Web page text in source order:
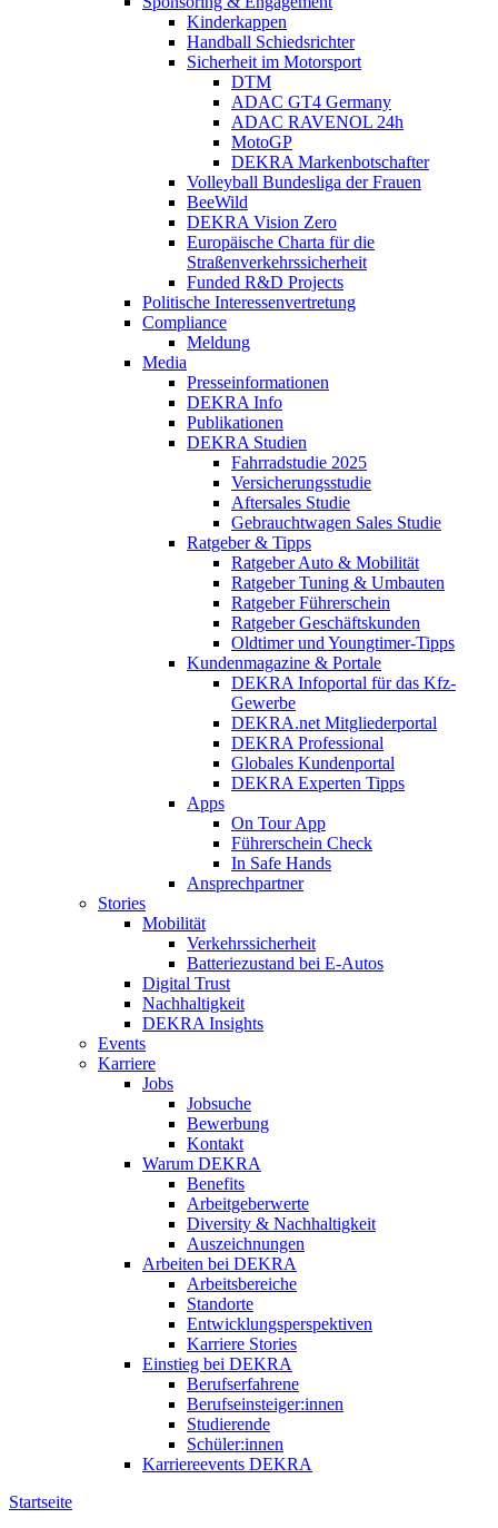
Kinderkappen
Handball Schiedsrichter
Sicherheit im Motorsport
DTM
ADAC GT4 Germany
ADAC RAVENOL 24h
MotoGP
DEKRA Markenbotschafter
Volleyball Bundesliga der Frauen
BeeWild
DEKRA Vision Zero
Europäische Charta für die
Straßenverkehrssicherheit
Funded R&D Projects
Politische Interessenvertretung
Compliance
Meldung
Media
Presseinformationen
DEKRA Info
Publikationen
DEKRA Studien
Fahrradstudie 2025
Versicherungsstudie
Aftersales Studie
Gebrauchtwagen Sales Studie
Ratgeber & Tipps
Ratgeber Auto & Mobilität
Ratgeber Tuning & Umbauten
Ratgeber Führerschein
Ratgeber Geschäftskunden
Oldtimer und Youngtimer-Tipps
Kundenmagazine & Portale
DEKRA Infoportal für das Kfz-
Gewerbe
DEKRA.net Mitgliederportal
DEKRA Professional
Globales Kundenportal
DEKRA Experten Tipps
Apps
On Tour App
Führerschein Check
In Safe Hands
Ansprechpartner
Stories
Mobilität
Verkehrssicherheit
Batteriezustand bei E-Autos
Digital Trust
Nachhaltigkeit
DEKRA Insights
Events
Karriere
Jobs
Jobsuche
Bewerbung
Kontakt
Warum DEKRA
Benefits
Arbeitgeberwerte
Diversity & Nachhaltigkeit
Auszeichnungen
Arbeiten bei DEKRA
Arbeitsbereiche
Standorte
Entwicklungsperspektiven
Karriere Stories
Einstieg bei DEKRA
Berufserfahrene
Berufseinsteiger:innen
Studierende
Schüler:innen
Karriereevents DEKRA
Startseite